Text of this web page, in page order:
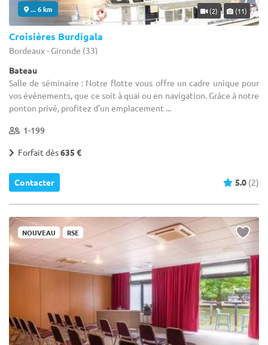
... 6 km (2) (11)
Croisières Burdigala
Bordeaux - Gironde (33)
Bateau
Salle de séminaire : Notre flotte vous offre un cadre unique pour
vos événements, que ce soit à quai ou en navigation. Grâce à notre
ponton privé, profitez d’un emplacement ...
1-199
Forfait dès635 €
Contacter 5.0 (2)
NOUVEAU RSE